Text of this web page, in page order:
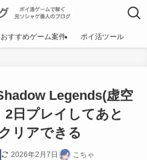
おすすめゲーム案件 ポイ活ツール
Legends(虚空
2日プレイしてあと
リアできる
2026年2月7日 こちゃ